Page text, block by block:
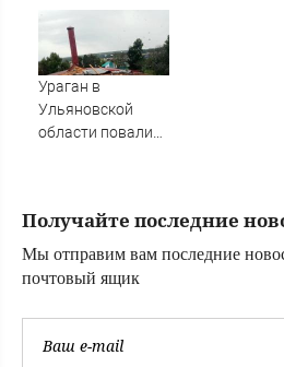
рыдает, потому
что у дочери к ней
куча претензий
Ураган в
Ульяновской
области повалил
Получайте последние
Мы отправим вам последние
почтовый ящик